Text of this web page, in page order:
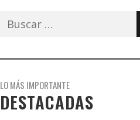
Buscar:
LO MÁS IMPORTANTE
DESTACADAS